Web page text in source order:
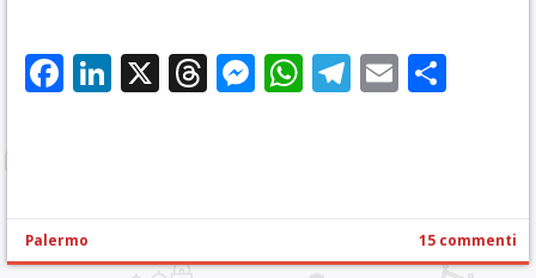
Facebook
LinkedIn
X Threads
Messenger
WhatsApp
Telegram
Email
Palermo 15 commenti